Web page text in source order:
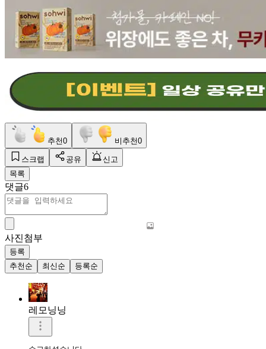
추천0 비추천0
스크랩 공유
신고
목록
댓글6
사진첨부
등록
추천순
최신순 등록순
레모닝닝